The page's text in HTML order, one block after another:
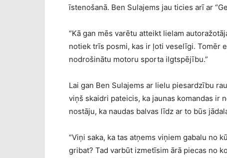
īstenošanā. Ben Sulajems jau ticies arī ar
“Kā gan mēs varētu atteikt lielam
notiek trīs posmi, kas ir ļoti veselīgi. Tomēr
nodrošinātu motoru sporta ilgtspējību.”
Lai gan Ben Sulajems ar lielu piesardzību
viņš skaidri pateicis, ka jaunas komandas ir
nostāju, ka naudas balvas līdz ar to būs
“Viņi saka, ka tas atņems viņiem gabalu no
gribat? Tad varbūt izmetīsim ārā piecas no